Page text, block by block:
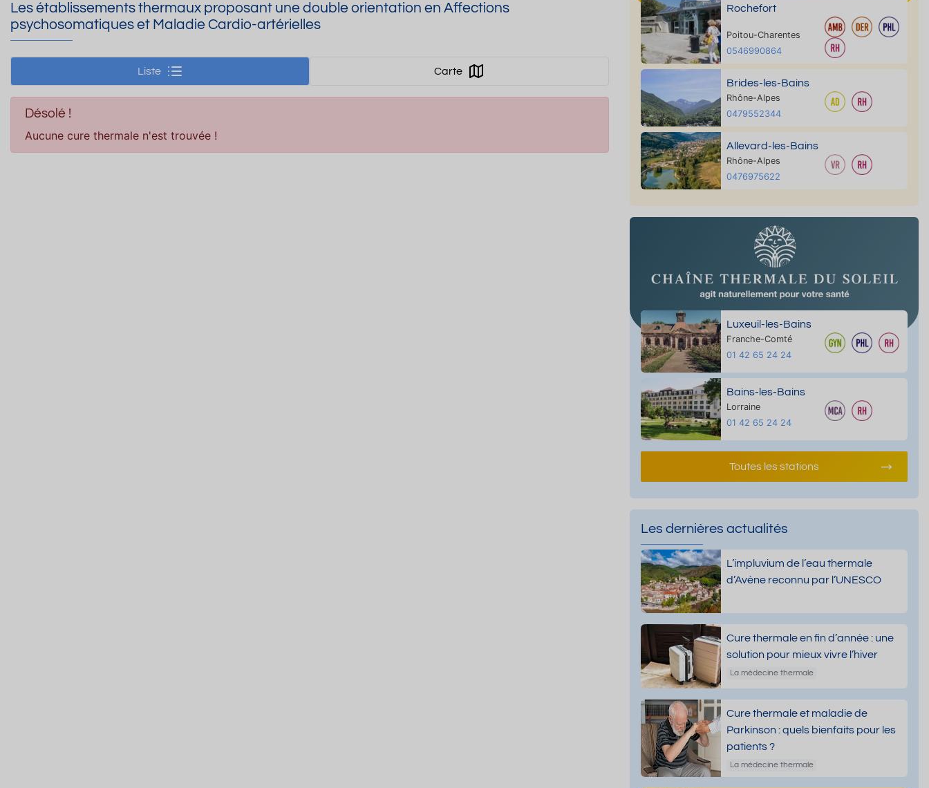
Les établissements thermaux proposant une double orientation en Affections
psychosomatiques et Maladie Cardio-artérielles
Liste Carte
Désolé !
Aucune cure thermale n'est trouvée !
Rochefort
Poitou-Charentes
0546990864
Brides-les-Bains
Rhône-Alpes
0479552344
Allevard-les-Bains
Rhône-Alpes
0476975622
Luxeuil-les-Bains
Franche-Comté
01 42 65 24 24
Bains-les-Bains
Lorraine
01 42 65 24 24
Toutes les stations
Les dernières actualités
L’impluvium de l’eau thermale
d’Avène reconnu par l’UNESCO
Cure thermale en fin d’année : une
solution pour mieux vivre l’hiver
La médecine thermale
Cure thermale et maladie de
Parkinson : quels bienfaits pour les
patients ?
La médecine thermale